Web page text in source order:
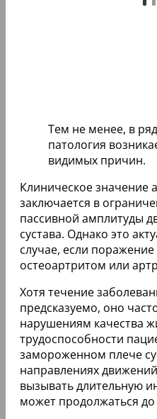
Тем не менее, в
патология
видимых причин.
Клиническое значение
заключается в
пассивной амплитуды
сустава. Однако это
случае, если
остеоартритом или
Хотя течение
предсказуемо, оно
нарушениям качества
трудоспособности
замороженном плече
направлениях
вызывать длительную
может продолжаться до